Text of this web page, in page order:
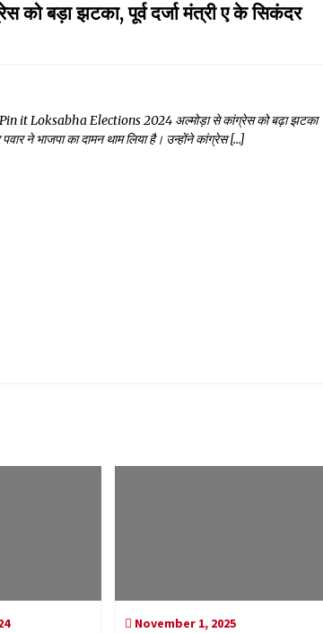
बड़ा झटका, पूर्व दर्जा मंत्री ए के सिकंदर
it Loksabha Elections 2024 अल्मोड़ा से कांग्रेस को बढ़ा झटका
ने भाजपा का दामन थाम लिया है। उन्होंने कांग्रेस […]
November 1, 2025